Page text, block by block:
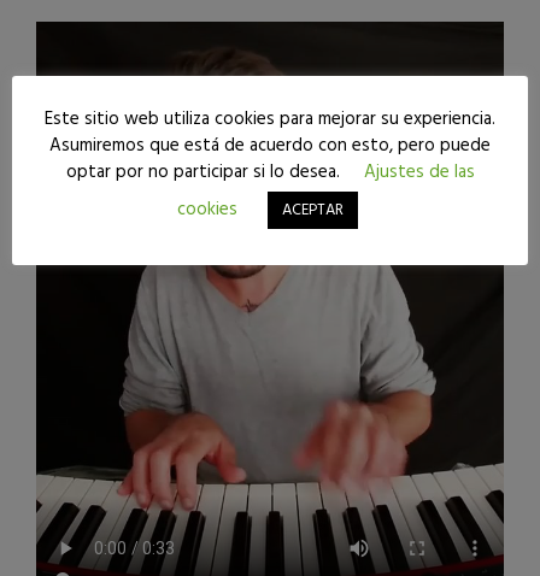
Este sitio web utiliza cookies para mejorar su experiencia.
Asumiremos que está de acuerdo con esto, pero puede
optar por no participar si lo desea.
Ajustes de las
cookies
ACEPTAR